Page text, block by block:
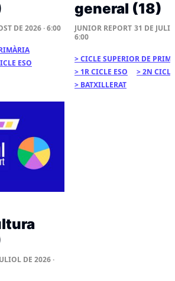
DE 2026 · 6:00
ESO
general (18)
JUNIOR REPORT 31 DE
6:00
CICLE SUPERIOR DE
1R CICLE ESO
2N
BATXILLERAT
DE 2026 ·